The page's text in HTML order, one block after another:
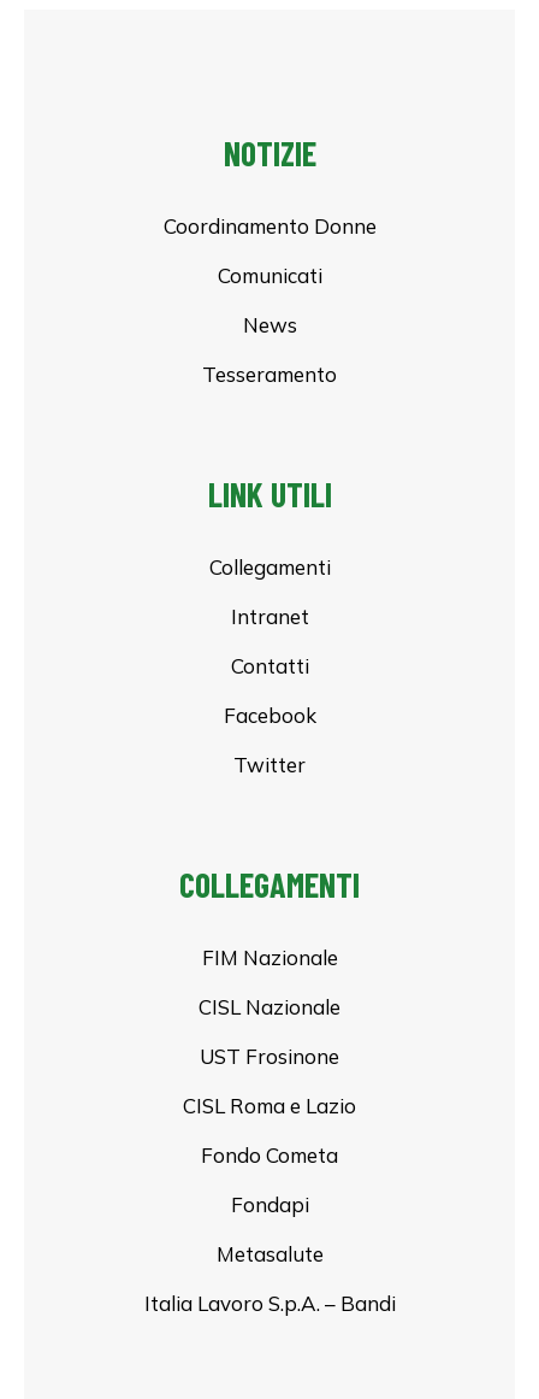
NOTIZIE
Coordinamento Donne
Comunicati
News
Tesseramento
LINK UTILI
Collegamenti
Intranet
Contatti
Facebook
Twitter
COLLEGAMENTI
FIM Nazionale
CISL Nazionale
UST Frosinone
CISL Roma e Lazio
Fondo Cometa
Fondapi
Metasalute
Italia Lavoro S.p.A. – Bandi